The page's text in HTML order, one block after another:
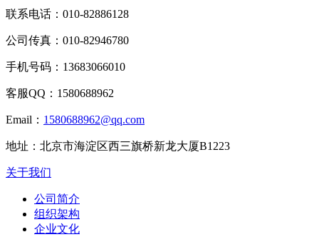
联系电话： 010-82886128
公司传真： 010-82946780
手机号码： 13683066010
客服QQ： 1580688962
Email： 1580688962@qq.com
地址： 北京市海淀区西三旗桥新龙大厦B1223
关于我们
公司简介
组织架构
企业文化